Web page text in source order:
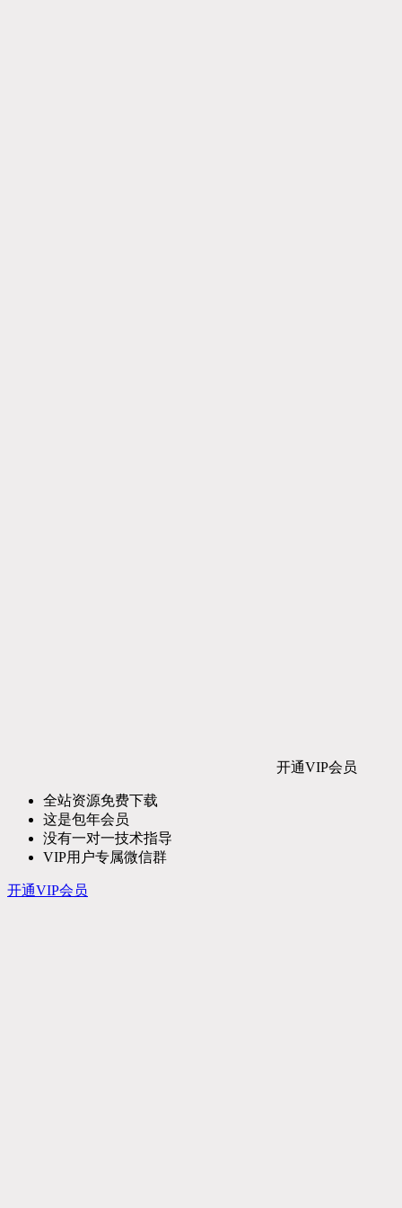
开通VIP会员
全站资源免费下载
这是包年会员
没有一对一技术指导
VIP用户专属微信群
开通VIP会员